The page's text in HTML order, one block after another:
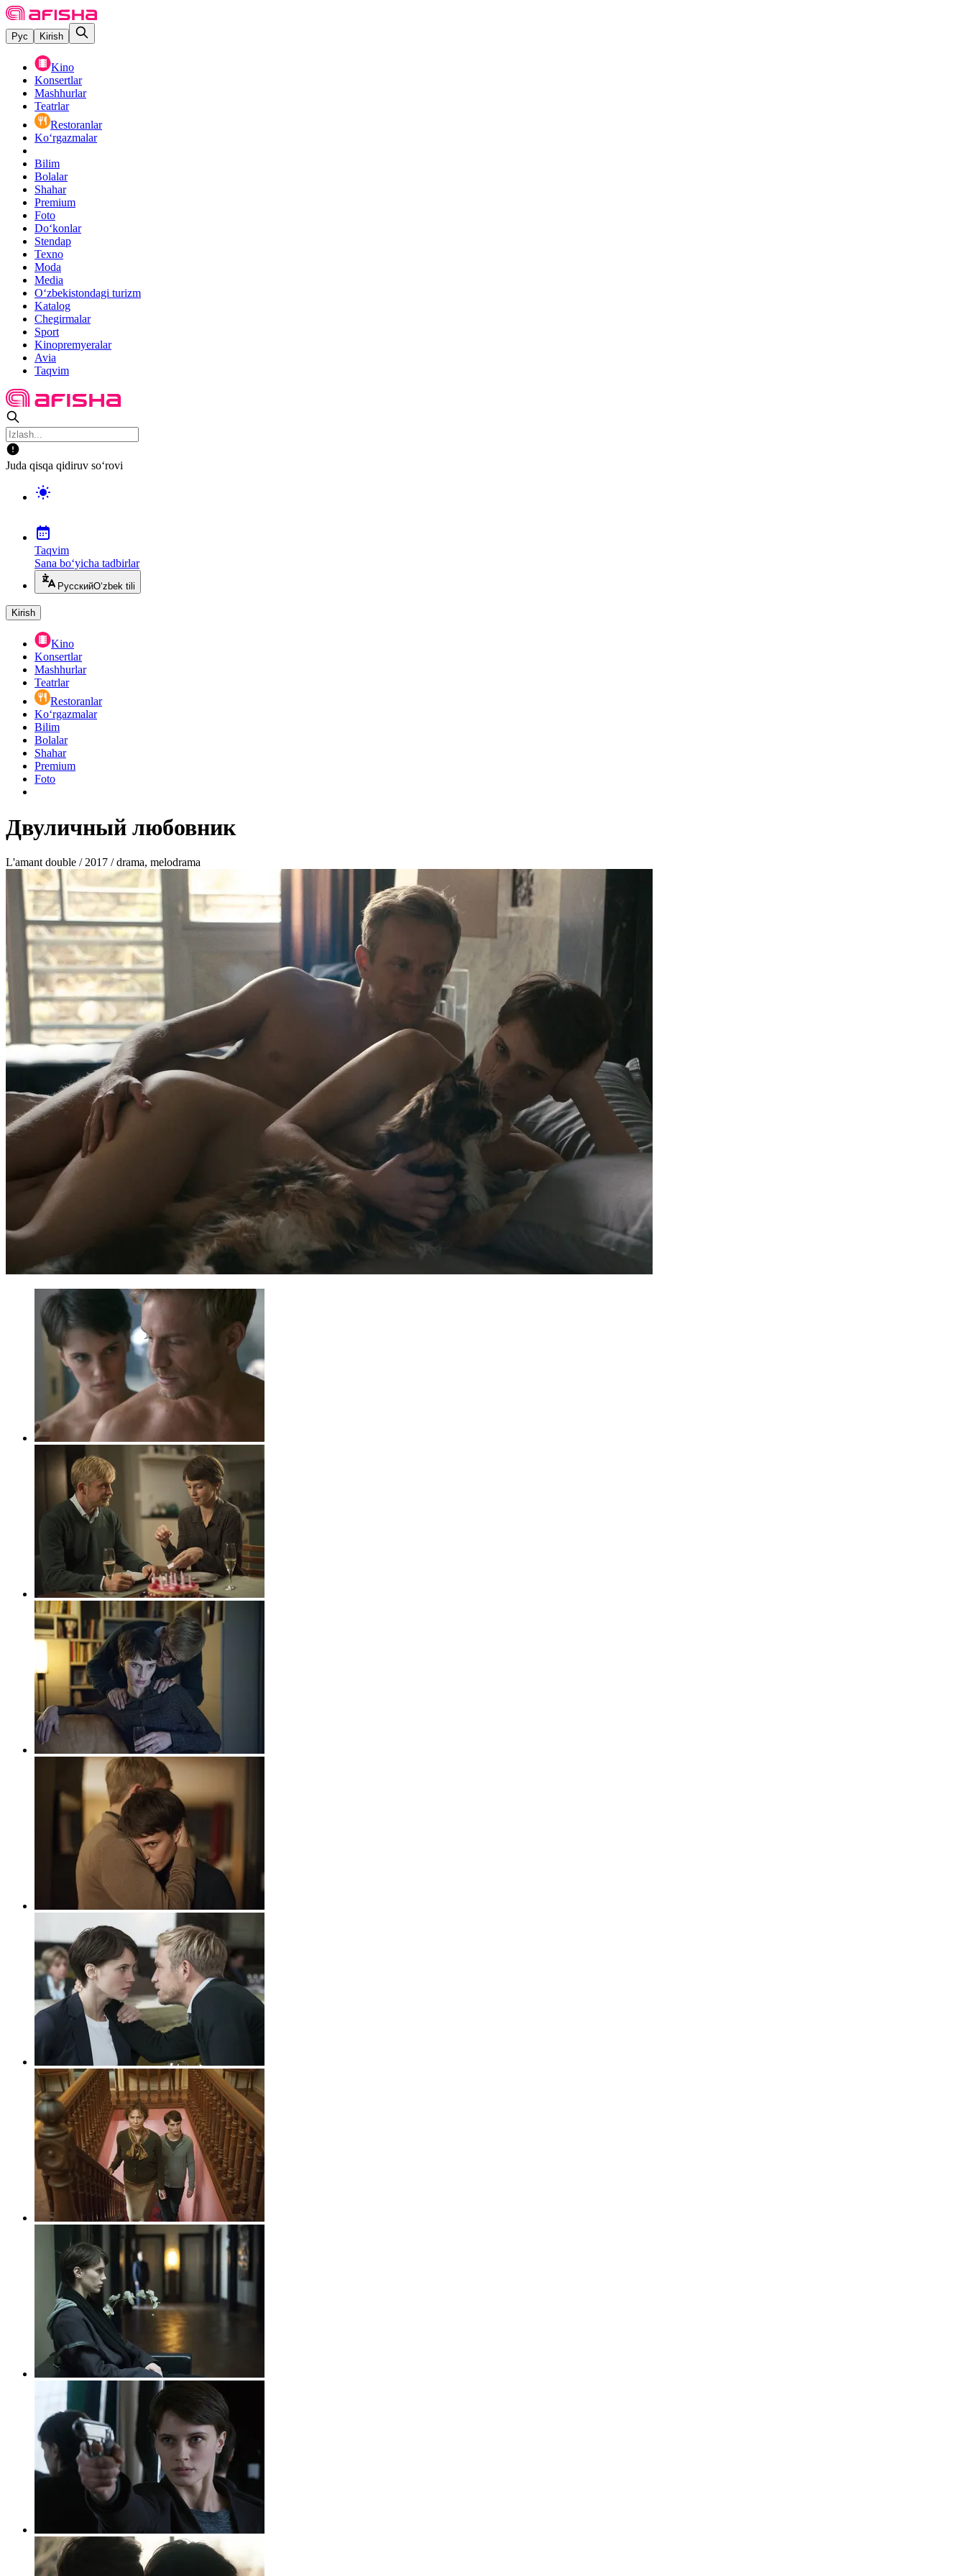
Рус Kirish
Kino
Konsertlar
Mashhurlar
Teatrlar
Restoranlar
Ko‘rgazmalar
Bilim
Bolalar
Shahar
Premium
Foto
Do‘konlar
Stendap
Texno
Moda
Media
O‘zbekistondagi turizm
Katalog
Chegirmalar
Sport
Kinopremyeralar
Avia
Taqvim
Juda qisqa qidiruv so‘rovi
Taqvim
Sana bo‘yicha tadbirlar
РусскийO‘zbek tili
Kirish
Kino
Konsertlar
Mashhurlar
Teatrlar
Restoranlar
Ko‘rgazmalar
Bilim
Bolalar
Shahar
Premium
Foto
Двуличный любовник
L'amant double / 2017 / drama, melodrama